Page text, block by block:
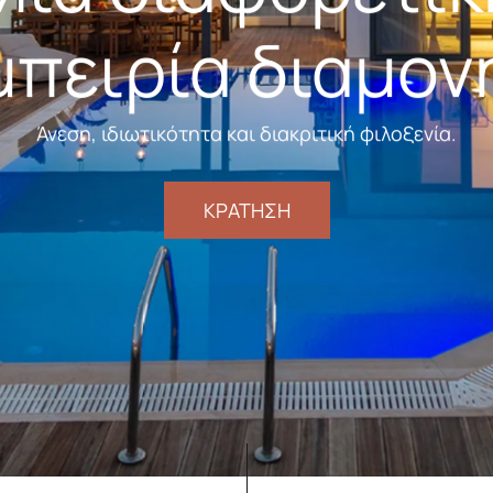
Άνεση, ιδιωτικότητα και διακριτική φιλοξενία.
ΚΡΑΤΗΣΗ